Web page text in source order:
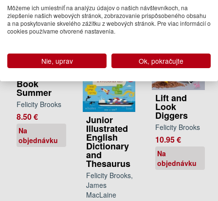
objednávku
Na
objednávku
Na
objednávku
First
Book
Summer
Felicity Brooks
8.50 €
Na
objednávku
Junior
Illustrated
English
Dictionary
and
Thesaurus
Felicity Brooks,
James
MacLaine
Lift and
Look
Diggers
Felicity Brooks
10.95 €
Na
objednávku
Môžeme ich umiestniť na analýzu údajov o našich návštevníkoch, na
zlepšenie našich webových stránok, zobrazovanie prispôsobeného obsahu
a na poskytovanie skvelého zážitku z webových stránok. Pre viac informácií o
cookies používame otvorené nastavenia.
Nie, uprav Ok, pokračujte